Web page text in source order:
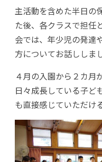
主活動を含めた半日の
た後、各クラスで担任
会では、年少児の発達
方についてお話ししま
４月の入園から２カ月
日々成長している子ど
も直接感じていただけ